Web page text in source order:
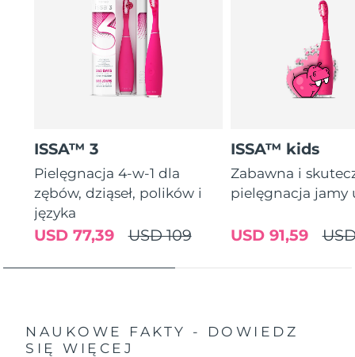
ISSA™ 3
Pielęgnacja 4-w-1 dla
zębów, dziąseł, polików i
języka
USD 109
USD 77,39
ISSA™ kids
Zabawna i
pielęgnacja jamy
USD 91,59
NAUKOWE FAKTY - DOWIEDZ
SIĘ WIĘCEJ